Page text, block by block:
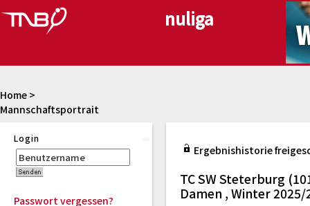
Mannschaftsportrait
Home >
Login
Passwort vergessen?
Ergebnishistorie
TC SW Steterburg
Damen , Winter 2025/